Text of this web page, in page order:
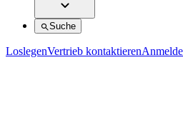
Suche
LoslegenVertrieb kontaktieren